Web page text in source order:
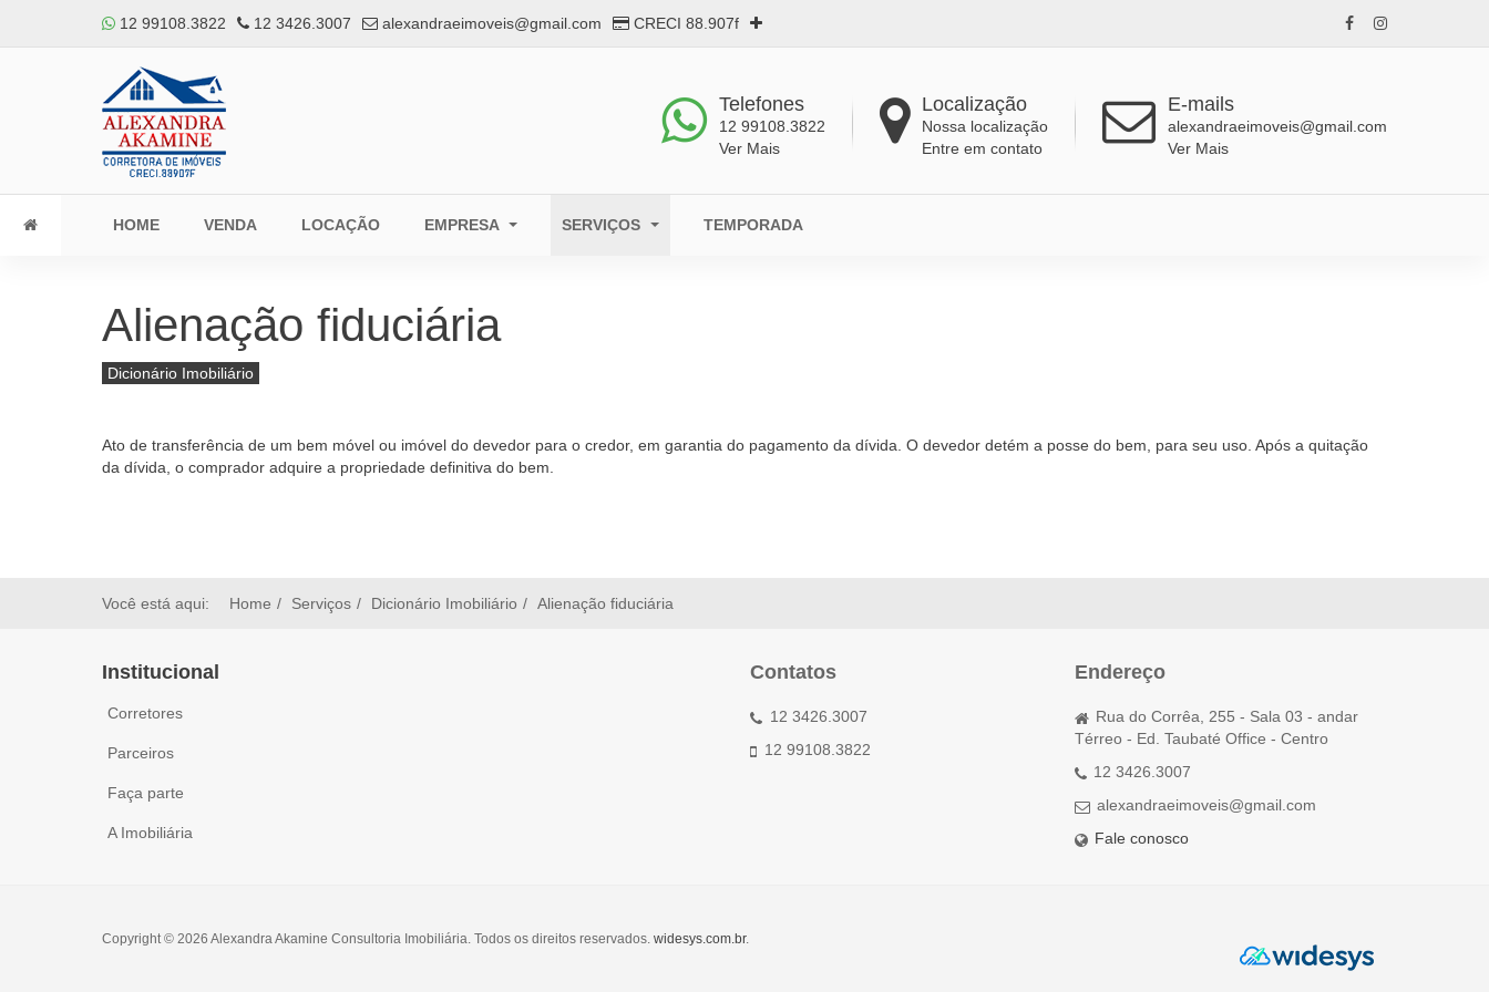
12 99108.3822 12 3426.3007 alexandraeimoveis@gmail.com CRECI 88.907f
Telefones
12 99108.3822
Ver Mais
Localização
Nossa localização
Entre em contato
E-mails
alexandraeimoveis@gmail.com
Ver Mais
HOME VENDA LOCAÇÃO EMPRESA SERVIÇOS TEMPORADA
Alienação fiduciária
Dicionário Imobiliário
Ato de transferência de um bem móvel ou imóvel do devedor para o credor, em garantia do pagamento da dívida. O devedor detém a posse do bem, para seu uso. Após a quitação
da dívida, o comprador adquire a propriedade definitiva do bem.
Você está aqui: Home Serviços Dicionário Imobiliário Alienação fiduciária
Institucional
Corretores
Parceiros
Faça parte
A Imobiliária
Contatos
12 3426.3007
12 99108.3822
Endereço
Rua do Corrêa, 255 - Sala 03 - andar
Térreo - Ed. Taubaté Office - Centro
12 3426.3007
alexandraeimoveis@gmail.com
Fale conosco
Copyright © 2026 Alexandra Akamine Consultoria Imobiliária. Todos os direitos reservados. widesys.com.br.